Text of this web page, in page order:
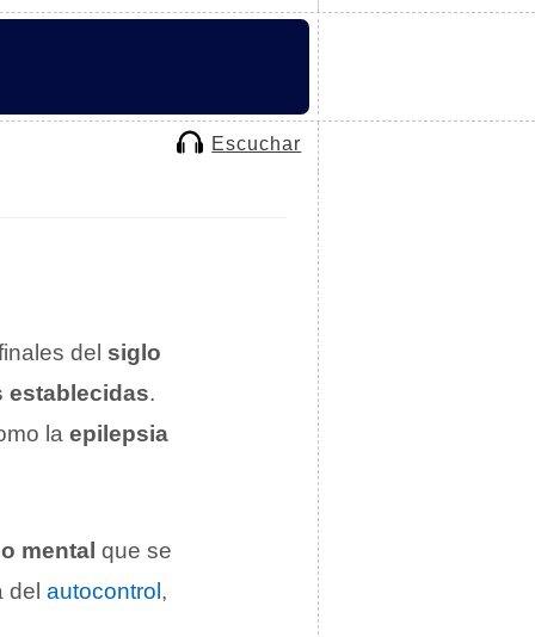
Escuchar
del siglo
establecidas.
la epilepsia
mental que se
autocontrol ,